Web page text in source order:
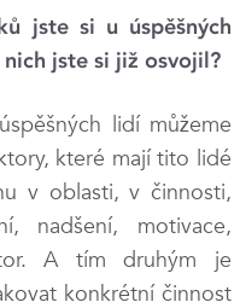
jste si u úspěšných
jste si již osvojil?
lidí můžeme
které mají tito lidé
v oblasti, v činnosti,
nadšení, motivace,
A tím druhým je
konkrétní činnost